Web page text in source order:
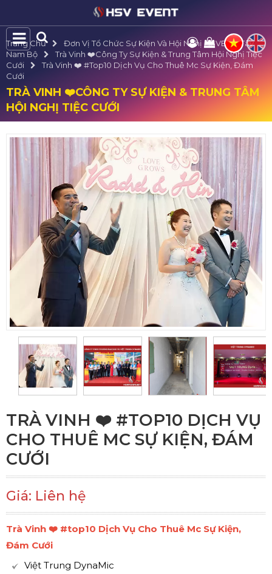
Trang Chủ
Đơn Vị Tổ Chức Sự Kiện Và Hội Nghị HSVE Tại Tây
Nam Bộ
Trà Vinh ❤️️Công Ty Sự Kiện & Trung Tâm Hội Nghị Tiệc
Cưới
Trà Vinh ❤️️ #top10 Dịch Vụ Cho Thuê Mc Sự Kiện, Đám
Cưới
TRÀ VINH ❤️️CÔNG TY SỰ KIỆN & TRUNG TÂM
HỘI NGHỊ TIỆC CƯỚI
TRÀ VINH ❤️️ #TOP10 DỊCH VỤ
CHO THUÊ MC SỰ KIỆN, ĐÁM
CƯỚI
Giá: Liên hệ
Trà Vinh ❤️️ #top10 Dịch Vụ Cho Thuê Mc Sự Kiện,
Đám Cưới
Việt Trung DynaMic